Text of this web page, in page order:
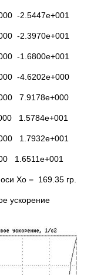
-2.5447e+001
-2.3970e+001
-1.6800e+001
-4.6202e+000
7.9178e+000
1.5784e+001
1.7932e+001
1.6511e+001
Xo = 169.35 гр.
ускорение